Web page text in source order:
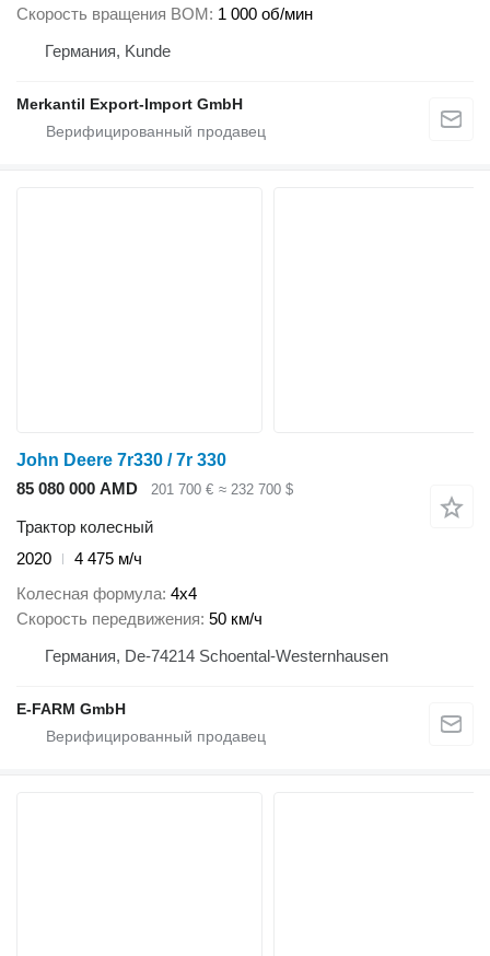
Скорость вращения ВОМ 1 000 об/мин
Германия, Kunde
Merkantil Export-Import GmbH
John Deere 7r330 / 7r 330
85 080 000 AMD
201 700 € ≈ 232 700 $
Трактор колесный
2020
4 475 м/ч
Колесная формула 4x4
Скорость передвижения 50 км/ч
Германия, De-74214 Schoental-Westernhausen
E-FARM GmbH